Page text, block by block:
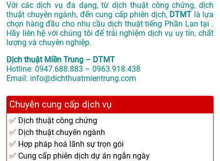
Với các dịch vụ đa dạng, từ dịch thuật công chứng, dịch
thuật chuyên ngành, đến cung cấp phiên dịch, DTMT là lựa
chọn hàng đầu cho nhu cầu dịch thuật tiếng Phần Lan tại .
Hãy liên hệ với chúng tôi để trải nghiệm dịch vụ uy tín, chất
lượng và chuyên nghiệp.
Dịch thuật Miền Trung – DTMT
Hotline: 0947.688.883 – 0963.918.438
Email: info@dichthuatmientrung.com
Chuyên cung cấp dịch vụ
✅ Dịch thuật công chứng
✅ Dịch thuật chuyên ngành
✅ Hợp pháp hoá lãnh sự trọn gói
✅ Cung cấp phiên dịch dự án ngắn ngày